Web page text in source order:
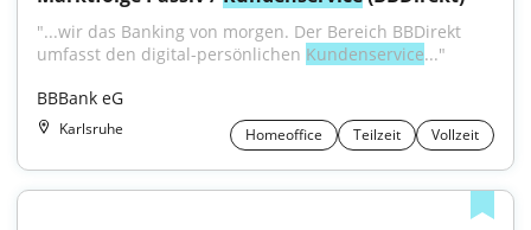
"...wir das Banking von morgen. Der Bereich BBDirekt
umfasst den digital-persönlichen Kundenservice..."
BBBank eG
Karlsruhe Homeoffice Teilzeit Vollzeit